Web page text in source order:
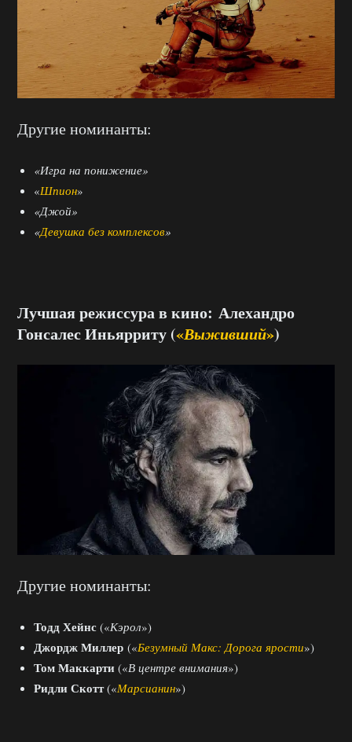
Другие номинанты:
«Игра на понижение»
«Шпион»
«Джой»
«Девушка без комплексов»
Лучшая режиссура в кино: Алехандро
Гонсалес Иньярриту («Выживший»)
Другие номинанты:
Тодд Хейнс («Кэрол»)
Джордж Миллер («Безумный Макс: Дорога ярости»)
Том Маккарти («В центре внимания»)
Ридли Скотт(«Марсианин»)